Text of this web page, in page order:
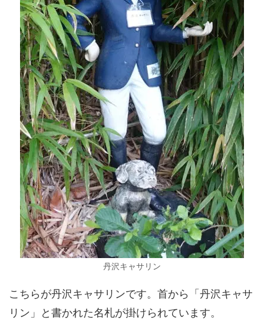
丹沢キャサリン
こちらが丹沢キャサリンです。首から「丹沢キャサ
リン」と書かれた名札が掛けられています。